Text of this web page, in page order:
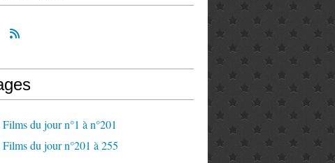
du jour n°1 à n°201
du jour n°201 à 255